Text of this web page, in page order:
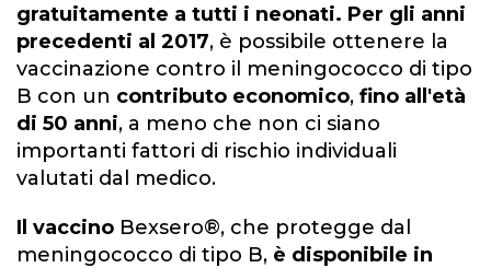
gratuitamente a tutti i neonati. Per gli anni
precedenti al 2017, è possibile ottenere la
vaccinazione contro il meningococco di tipo
B con un contributo economico, fino all'età
di 50 anni, a meno che non ci siano
importanti fattori di rischio individuali
valutati dal medico.
Il vaccino Bexsero®, che protegge dal
meningococco di tipo B, è disponibile in